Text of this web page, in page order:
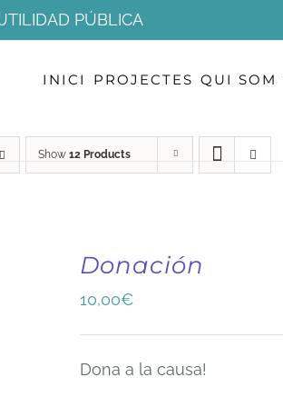
PÚBLICA
INICI PROJECTES QUI SOM
Show 12 Products
Donación
10,00€
Dona a la causa!